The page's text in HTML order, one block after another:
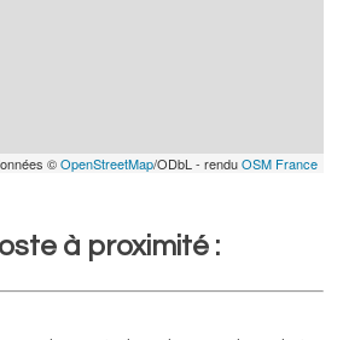
©OpenStreetMap/ODbL - renduOSM France
à proximité :